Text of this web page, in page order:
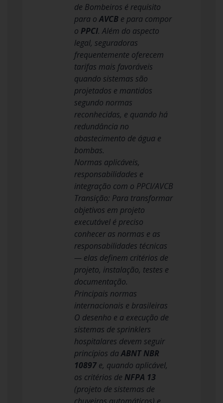
de Bombeiros é requisito
para oAVCB e para compor
o PPCI. Além do aspecto
legal, seguradoras
frequentemente oferecem
tarifas mais favoráveis
quando sistemas são
projetados e mantidos
segundo normas
reconhecidas, e quando há
redundância no
abastecimento de água e
bombas.
Normas aplicáveis,
responsabilidades e
integração com o PPCI/AVCB
Transição: Para transformar
objetivos em projeto
executável é preciso
conhecer as normas e as
responsabilidades técnicas
— elas definem critérios de
projeto, instalação, testes e
documentação.
Principais normas
internacionais e brasileiras
O desenho e a execução de
sistemas de sprinklers
hospitalares devem seguir
princípios daABNT NBR
10897 e, quando aplicável,
os critérios de NFPA 13
(projeto de sistemas de
chuveiros automáticos) e